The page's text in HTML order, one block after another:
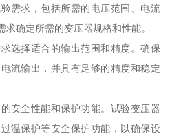
需求，包括所需的电压范围、电流
确定所需的变压器规格和性能。
选择适合的输出范围和精度。确保
流输出，并具有足够的精度和稳定
安全性能和保护功能。试验变压器
温保护等安全保护功能，以确保设